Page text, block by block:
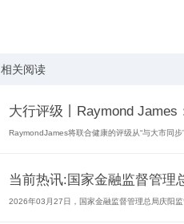
相关阅读
大行评级丨Raymond James
RaymondJames将联合健康的评级从“与大市同步”
当前热讯:国家金融监督管理
2026年03月27日，国家金融监督管理总局庆阳